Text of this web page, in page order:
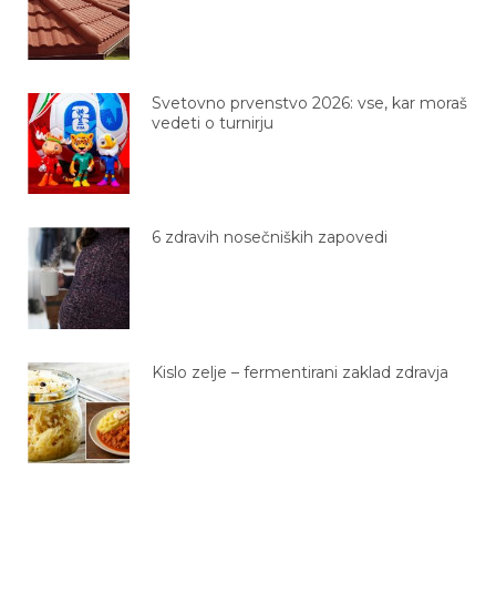
Svetovno prvenstvo 2026: vse, kar moraš
vedeti o turnirju
6 zdravih nosečniških zapovedi
Kislo zelje – fermentirani zaklad zdravja